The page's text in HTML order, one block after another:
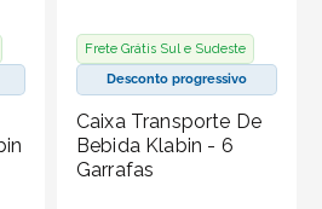
esses cuidados, seus copos
estado por mais tempo.
:)
que vende seus
Frete Grátis Sul e Sudeste
Desconto progressivo
Caixa Transporte De
Bebida Klabin - 6
Garrafas